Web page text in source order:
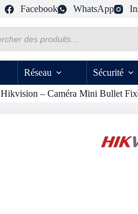
Facebook WhatsApp
Réseau Sécurité
Hikvision – Caméra Mini Bullet